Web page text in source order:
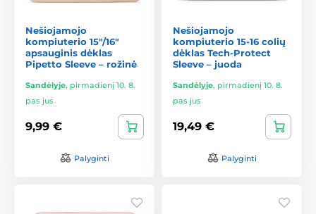
Nešiojamojo
kompiuterio 15"/16"
apsauginis dėklas
Pipetto Sleeve – rožinė
Sandėlyje, pirmadienį 10. 8.
pas jus
9,99 €
Palyginti
Nešiojamojo
kompiuterio 15-16 colių
dėklas Tech-Protect
Sleeve – juoda
Sandėlyje, pirmadienį 10. 8.
pas jus
19,49 €
Palyginti